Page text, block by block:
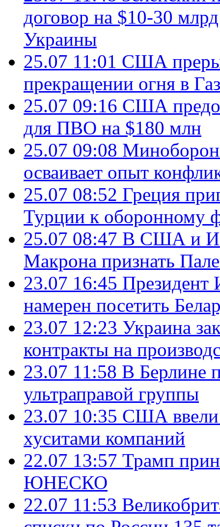
договор на $10-30
Украины
25.07 11:01 США
прекращении огня в
25.07 09:16 США
для ПВО на $180 млн
25.07 09:08
осваивает опыт
25.07 08:52 Греция
Турции к оборонному
25.07 08:47 В США и
Макрона признать
23.07 16:45 Президент
намерен посетить
23.07 12:23 Украина
контракты на
23.07 11:58 В Берлине
ультраправой группы
23.07 10:35 США ввели
хуситами компаний
22.07 13:57 Трамп
ЮНЕСКО
22.07 11:53